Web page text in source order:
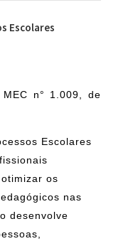
Escolares
n° 1.009, de
Escolares
os
nas
desenvolve